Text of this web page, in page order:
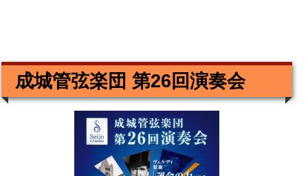
成城管弦楽団 第26回演奏会